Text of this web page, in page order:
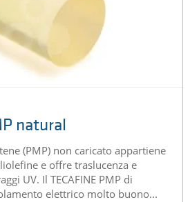
natural
(PMP) non caricato appartiene
e offre traslucenza e
UV. Il TECAFINE PMP di
elettrico molto buono...